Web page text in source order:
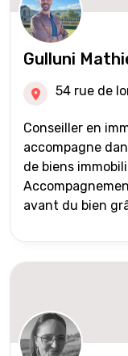
Gulluni
54 rue de
Conseiller en
accompagne
de biens immobiliers. Avis de
avant du bien
international)
acquéreurs
réseau Iad